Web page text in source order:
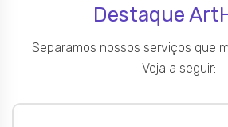
Destaque
Separamos nossos serviços que
Veja a seguir: